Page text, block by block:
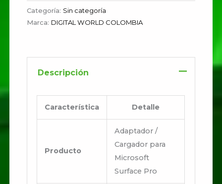
Categoría: Sin categoría
Marca: DIGITAL WORLD COLOMBIA
Descripción
Característica Detalle
Producto
Adaptador /
Cargador para
Microsoft
Surface Pro